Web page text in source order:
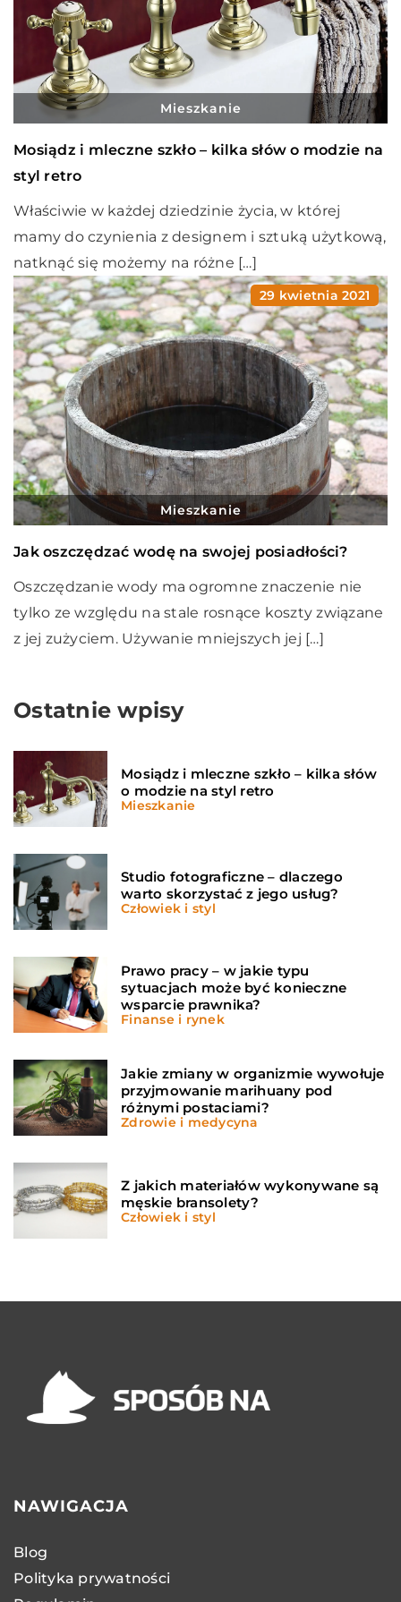
Mieszkanie
Mosiądz i mleczne szkło – kilka słów o modzie na
styl retro
Właściwie w każdej dziedzinie życia, w której
mamy do czynienia z designem i sztuką użytkową,
natknąć się możemy na różne […]
29 kwietnia 2021
Mieszkanie
Jak oszczędzać wodę na swojej posiadłości?
Oszczędzanie wody ma ogromne znaczenie nie
tylko ze względu na stale rosnące koszty związane
z jej zużyciem. Używanie mniejszych jej […]
Ostatnie wpisy
Mosiądz i mleczne szkło – kilka słów
o modzie na styl retro
Mieszkanie
Studio fotograficzne – dlaczego
warto skorzystać z jego usług?
Człowiek i styl
Prawo pracy – w jakie typu
sytuacjach może być konieczne
wsparcie prawnika?
Finanse i rynek
Jakie zmiany w organizmie wywołuje
przyjmowanie marihuany pod
różnymi postaciami?
Zdrowie i medycyna
Z jakich materiałów wykonywane są
męskie bransolety?
Człowiek i styl
NAWIGACJA
Blog
Polityka prywatności